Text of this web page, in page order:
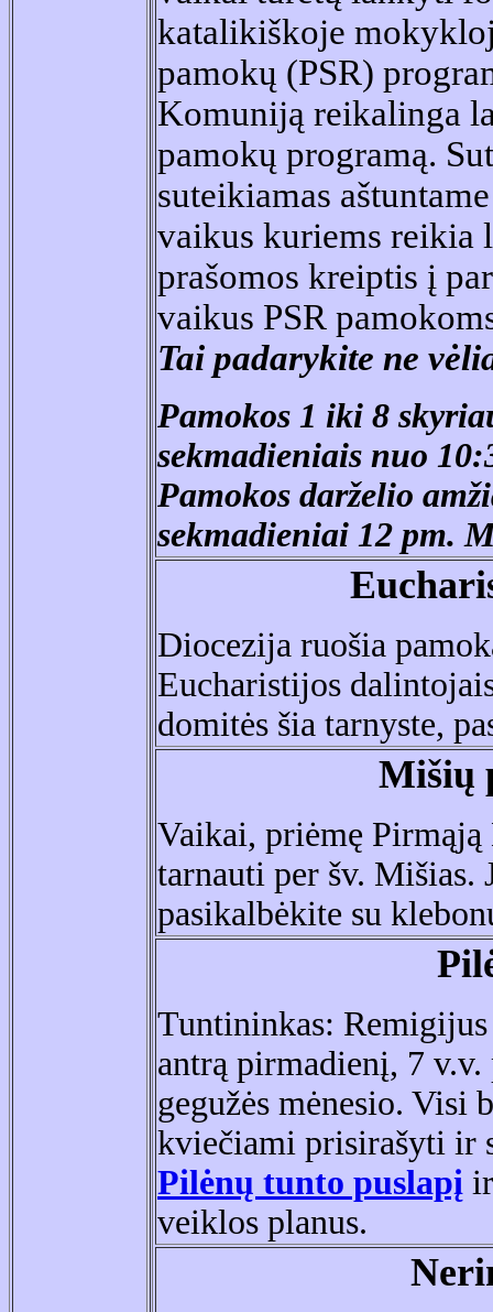
katalikiškoje
pamokų (PSR)
Komuniją reikalinga
pamokų programą.
suteikiamas
vaikus kuriems reikia
prašomos kreiptis į
vaikus PSR
Tai padarykite ne
Pamokos 1 iki 8
sekmadieniais nuo
Pamokos darželio
sekmadieniai 12 pm.
Diocezija ruošia
Eucharistijos
domitės šia tarnyste,
Mišių
Vaikai, priėmę
tarnauti per šv. Mišias.
pasikalbėkite su
Tuntininkas:
antrą pirmadienį, 7 v.v.
gegužės mėnesio. Visi
kviečiami prisirašyti ir
Pilėnų tunto puslapį
veiklos planus.